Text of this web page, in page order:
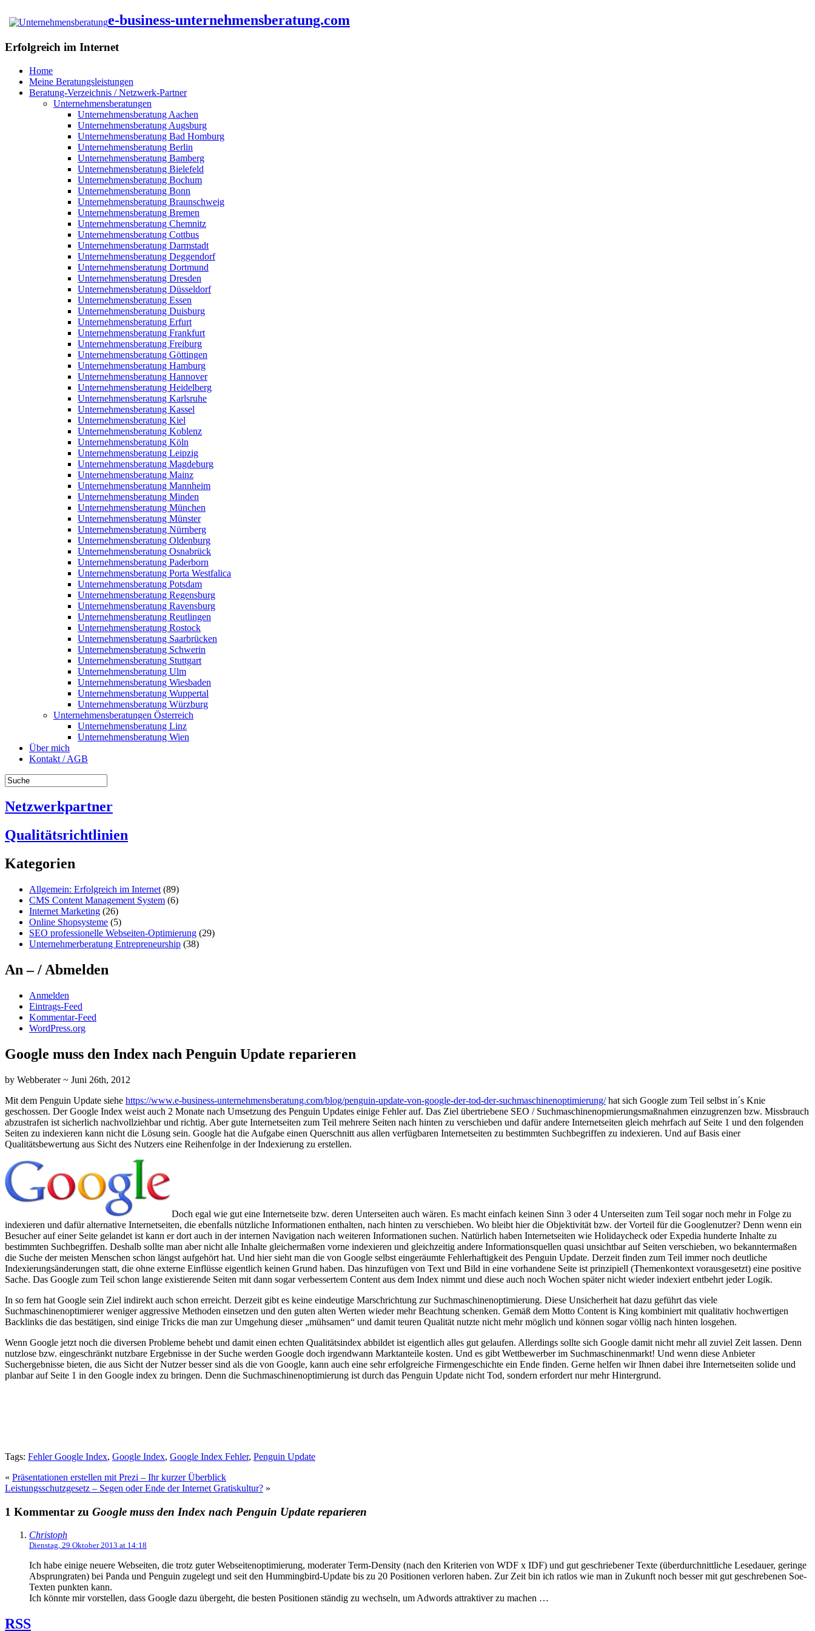
e-business-unternehmensberatung.com
Erfolgreich im Internet
Home
Meine Beratungsleistungen
Beratung-Verzeichnis / Netzwerk-Partner
Unternehmensberatungen
Unternehmensberatung Aachen
Unternehmensberatung Augsburg
Unternehmensberatung Bad Homburg
Unternehmensberatung Berlin
Unternehmensberatung Bamberg
Unternehmensberatung Bielefeld
Unternehmensberatung Bochum
Unternehmensberatung Bonn
Unternehmensberatung Braunschweig
Unternehmensberatung Bremen
Unternehmensberatung Chemnitz
Unternehmensberatung Cottbus
Unternehmensberatung Darmstadt
Unternehmensberatung Deggendorf
Unternehmensberatung Dortmund
Unternehmensberatung Dresden
Unternehmensberatung Düsseldorf
Unternehmensberatung Essen
Unternehmensberatung Duisburg
Unternehmensberatung Erfurt
Unternehmensberatung Frankfurt
Unternehmensberatung Freiburg
Unternehmensberatung Göttingen
Unternehmensberatung Hamburg
Unternehmensberatung Hannover
Unternehmensberatung Heidelberg
Unternehmensberatung Karlsruhe
Unternehmensberatung Kassel
Unternehmensberatung Kiel
Unternehmensberatung Koblenz
Unternehmensberatung Köln
Unternehmensberatung Leipzig
Unternehmensberatung Magdeburg
Unternehmensberatung Mainz
Unternehmensberatung Mannheim
Unternehmensberatung Minden
Unternehmensberatung München
Unternehmensberatung Münster
Unternehmensberatung Nürnberg
Unternehmensberatung Oldenburg
Unternehmensberatung Osnabrück
Unternehmensberatung Paderborn
Unternehmensberatung Porta Westfalica
Unternehmensberatung Potsdam
Unternehmensberatung Regensburg
Unternehmensberatung Ravensburg
Unternehmensberatung Reutlingen
Unternehmensberatung Rostock
Unternehmensberatung Saarbrücken
Unternehmensberatung Schwerin
Unternehmensberatung Stuttgart
Unternehmensberatung Ulm
Unternehmensberatung Wiesbaden
Unternehmensberatung Wuppertal
Unternehmensberatung Würzburg
Unternehmensberatungen Österreich
Unternehmensberatung Linz
Unternehmensberatung Wien
Über mich
Kontakt / AGB
Netzwerkpartner
Qualitätsrichtlinien
Kategorien
Allgemein: Erfolgreich im Internet (89)
CMS Content Management System (6)
Internet Marketing (26)
Online Shopsysteme (5)
SEO professionelle Webseiten-Optimierung (29)
Unternehmerberatung Entrepreneurship (38)
An – / Abmelden
Anmelden
Eintrags-Feed
Kommentar-Feed
WordPress.org
Google muss den Index nach Penguin Update reparieren
by Webberater ~ Juni 26th, 2012
Mit dem Penguin Update siehe https://www.e-business-unternehmensberatung.com/blog/penguin-update-von-google-der-tod-der-suchmaschinenoptimierung/hat sich Google zum Teil selbst in´s Knie
geschossen. Der Google Index weist auch 2 Monate nach Umsetzung des Penguin Updates einige Fehler auf. Das Ziel übertriebene SEO / Suchmaschinenopmierungsmaßnahmen einzugrenzen bzw. Missbrauch
abzustrafen ist sicherlich nachvollziehbar und richtig. Aber gute Internetseiten zum Teil mehrere Seiten nach hinten zu verschieben und dafür andere Internetseiten gleich mehrfach auf Seite 1 und den folgenden
Seiten zu indexieren kann nicht die Lösung sein. Google hat die Aufgabe einen Querschnitt aus allen verfügbaren Internetseiten zu bestimmten Suchbegriffen zu indexieren. Und auf Basis einer
Qualitätsbewertung aus Sicht des Nutzers eine Reihenfolge in der Indexierung zu erstellen.
Doch egal wie gut eine Internetseite bzw. deren Unterseiten auch wären. Es macht einfach keinen Sinn 3 oder 4 Unterseiten zum Teil sogar noch mehr in Folge zu
indexieren und dafür alternative Internetseiten, die ebenfalls nützliche Informationen enthalten, nach hinten zu verschieben. Wo bleibt hier die Objektivität bzw. der Vorteil für die Googlenutzer? Denn wenn ein
Besucher auf einer Seite gelandet ist kann er dort auch in der internen Navigation nach weiteren Informationen suchen. Natürlich haben Internetseiten wie Holidaycheck oder Expedia hunderte Inhalte zu
bestimmten Suchbegriffen. Deshalb sollte man aber nicht alle Inhalte gleichermaßen vorne indexieren und gleichzeitig andere Informationsquellen quasi unsichtbar auf Seiten verschieben, wo bekanntermaßen
die Suche der meisten Menschen schon längst aufgehört hat. Und hier sieht man die von Google selbst eingeräumte Fehlerhaftigkeit des Penguin Update. Derzeit finden zum Teil immer noch deutliche
Indexierungsänderungen statt, die ohne externe Einflüsse eigentlich keinen Grund haben. Das hinzufügen von Text und Bild in eine vorhandene Seite ist prinzipiell (Themenkontext vorausgesetzt) eine positive
Sache. Das Google zum Teil schon lange existierende Seiten mit dann sogar verbessertem Content aus dem Index nimmt und diese auch noch Wochen später nicht wieder indexiert entbehrt jeder Logik.
In so fern hat Google sein Ziel indirekt auch schon erreicht. Derzeit gibt es keine eindeutige Marschrichtung zur Suchmaschinenoptimierung. Diese Unsicherheit hat dazu geführt das viele
Suchmaschinenoptimierer weniger aggressive Methoden einsetzen und den guten alten Werten wieder mehr Beachtung schenken. Gemäß dem Motto Content is King kombiniert mit qualitativ hochwertigen
Backlinks die das bestätigen, sind einige Tricks die man zur Umgehung dieser „mühsamen“ und damit teuren Qualität nutzte nicht mehr möglich und können sogar völlig nach hinten losgehen.
Wenn Google jetzt noch die diversen Probleme behebt und damit einen echten Qualitätsindex abbildet ist eigentlich alles gut gelaufen. Allerdings sollte sich Google damit nicht mehr all zuviel Zeit lassen. Denn
nutzlose bzw. eingeschränkt nutzbare Ergebnisse in der Suche werden Google doch irgendwann Marktanteile kosten. Und es gibt Wettbewerber im Suchmaschinenmarkt! Und wenn diese Anbieter
Suchergebnisse bieten, die aus Sicht der Nutzer besser sind als die von Google, kann auch eine sehr erfolgreiche Firmengeschichte ein Ende finden. Gerne helfen wir Ihnen dabei ihre Internetseiten solide und
planbar auf Seite 1 in den Google index zu bringen. Denn die Suchmaschinenoptimierung ist durch das Penguin Update nicht Tod, sondern erfordert nur mehr Hintergrund.
Tags: Fehler Google Index, Google Index, Google Index Fehler, Penguin Update
« Präsentationen erstellen mit Prezi – Ihr kurzer Überblick
Leistungsschutzgesetz – Segen oder Ende der Internet Gratiskultur? »
1 Kommentar zu Google muss den Index nach Penguin Update reparieren
Christoph
Dienstag, 29 Oktober 2013 at 14:18
Ich habe einige neuere Webseiten, die trotz guter Webseitenoptimierung, moderater Term-Density (nach den Kriterien von WDF x IDF) und gut geschriebener Texte (überdurchnittliche Lesedauer, geringe
Absprungraten) bei Panda und Penguin zugelegt und seit den Hummingbird-Update bis zu 20 Positionen verloren haben. Zur Zeit bin ich ratlos wie man in Zukunft noch besser mit gut geschrebenen Soe-
Texten punkten kann.
Ich könnte mir vorstellen, dass Google dazu übergeht, die besten Positionen ständig zu wechseln, um Adwords attraktiver zu machen …
RSS